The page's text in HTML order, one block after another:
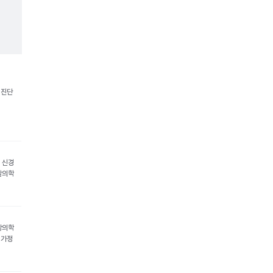
단
경
의학
의학
정